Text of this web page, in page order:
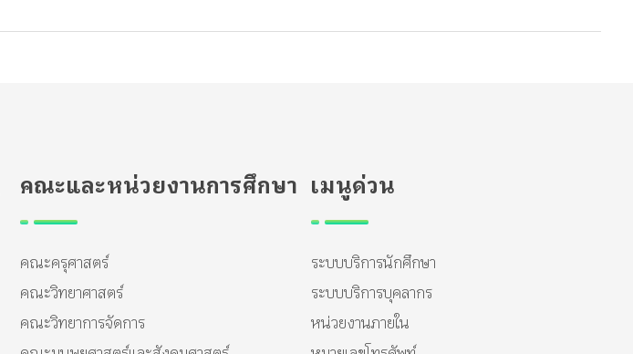
คณะและหน่วยงานการศึกษา
คณะครุศาสตร์
คณะวิทยาศาสตร์
คณะวิทยาการจัดการ
เมนูด่วน
ระบบบริการนักศึกษา
ระบบบริการบุคลากร
หน่วยงานภายใน